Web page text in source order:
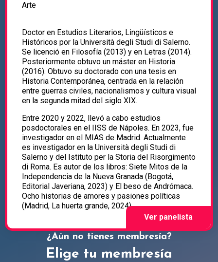
Arte
Doctor en Estudios Literarios, Lingüísticos e
Históricos por la Università degli Studi di Salerno.
Se licenció en Filosofía (2013) y en Letras (2014).
Posteriormente obtuvo un máster en Historia
(2016). Obtuvo su doctorado con una tesis en
Historia Contemporánea, centrada en la relación
entre guerras civiles, nacionalismos y cultura visual
en la segunda mitad del siglo XIX.
Entre 2020 y 2022, llevó a cabo estudios
posdoctorales en el IISS de Nápoles. En 2023, fue
investigador en el MIAS de Madrid. Actualmente
es investigador en la Università degli Studi di
Salerno y del Istituto per la Storia del Risorgimento
di Roma. Es autor de los libros: Siete Mitos de la
Independencia de la Nueva Granada (Bogotá,
Editorial Javeriana, 2023) y El beso de Andrómaca.
Ocho historias de amores y pasiones políticas
(Madrid, La huerta grande, 2024).
¿Aún no tienes membresía?
Elige tu membresía